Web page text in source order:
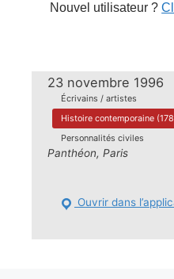
Nouvel utilisateur ?
23 novembre 1996
Écrivains / artistes
Histoire contemporaine
Personnalités civiles
Panthéon, Paris
Ouvrir dans